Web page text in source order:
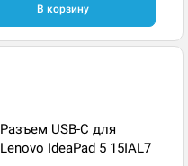
В корзину
Разъем USB-C для
Lenovo IdeaPad 5 15IAL7